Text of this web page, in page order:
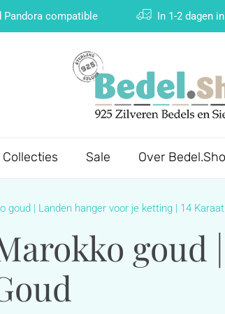
Pandora compatible In 1-2 dagen
Collecties Sale Over
goud | Landen hanger voor je ketting | 14
goud